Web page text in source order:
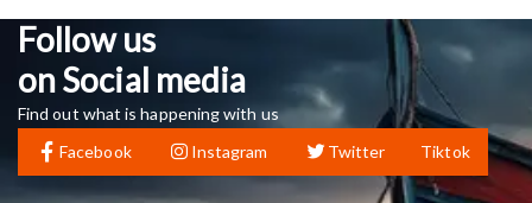
Follow us
on Social media
Find out what is happening with us
Facebook
Instagram Twitter Tiktok